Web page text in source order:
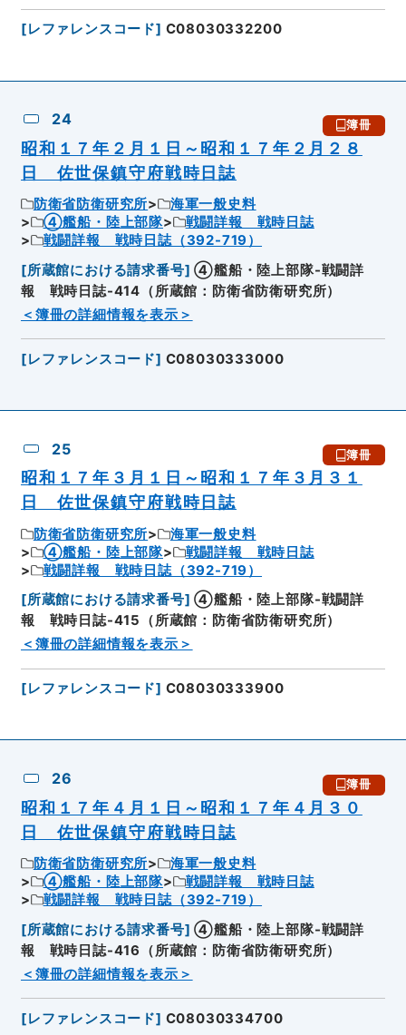
[レファレンスコード] C08030332200
24 簿冊
昭和１７年２月１日～昭和１７年２月２８
日 佐世保鎮守府戦時日誌
防衛省防衛研究所
海軍一般史料
④艦船・陸上部隊
戦闘詳報 戦時日誌
戦闘詳報 戦時日誌（392-719）
[所蔵館における請求番号] ④艦船・陸上部隊-戦闘詳
報 戦時日誌-414（所蔵館：防衛省防衛研究所）
＜簿冊の詳細情報を表示＞
[レファレンスコード] C08030333000
25 簿冊
昭和１７年３月１日～昭和１７年３月３１
日 佐世保鎮守府戦時日誌
防衛省防衛研究所
海軍一般史料
④艦船・陸上部隊
戦闘詳報 戦時日誌
戦闘詳報 戦時日誌（392-719）
[所蔵館における請求番号] ④艦船・陸上部隊-戦闘詳
報 戦時日誌-415（所蔵館：防衛省防衛研究所）
＜簿冊の詳細情報を表示＞
[レファレンスコード] C08030333900
26 簿冊
昭和１７年４月１日～昭和１７年４月３０
日 佐世保鎮守府戦時日誌
防衛省防衛研究所
海軍一般史料
④艦船・陸上部隊
戦闘詳報 戦時日誌
戦闘詳報 戦時日誌（392-719）
[所蔵館における請求番号] ④艦船・陸上部隊-戦闘詳
報 戦時日誌-416（所蔵館：防衛省防衛研究所）
＜簿冊の詳細情報を表示＞
[レファレンスコード] C08030334700